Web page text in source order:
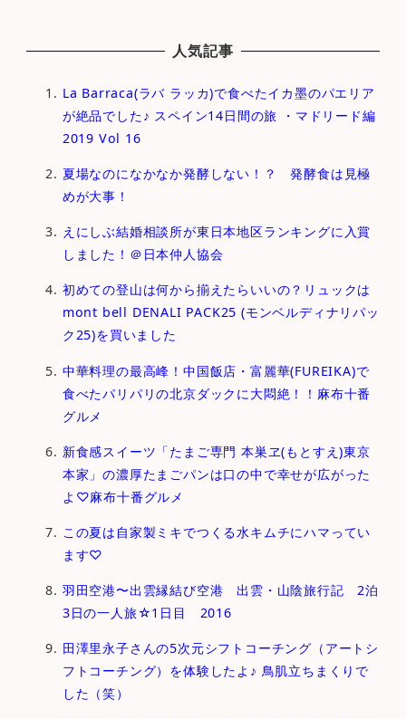
人気記事
La Barraca(ラバ ラッカ)で食べたイカ墨のパエリア
が絶品でした♪ スペイン14日間の旅 ・マドリード編
2019 Vol 16
夏場なのになかなか発酵しない！？ 発酵食は見極
めが大事！
えにしぶ結婚相談所が東日本地区ランキングに入賞
しました！＠日本仲人協会
初めての登山は何から揃えたらいいの？リュックは
mont bell DENALI PACK25 (モンベルディナリパッ
ク25)を買いました
中華料理の最高峰！中国飯店・富麗華(FUREIKA)で
食べたパリパリの北京ダックに大悶絶！！麻布十番
グルメ
新食感スイーツ「たまご専⾨ 本巣ヱ(もとすえ)東京
本家」の濃厚たまごパンは口の中で幸せが広がった
よ♡麻布十番グルメ
この夏は自家製ミキでつくる水キムチにハマってい
ます♡
羽田空港〜出雲縁結び空港 出雲・山陰旅行記 2泊
3日の一人旅☆1日目 2016
田澤里永子さんの5次元シフトコーチング（アートシ
フトコーチング）を体験したよ♪ 鳥肌立ちまくりで
した（笑）